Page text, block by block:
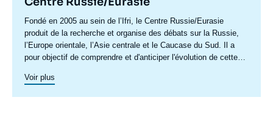
Accroche
centre
Fondé en 2005 au sein de l’Ifri, le Centre Russie/Eurasie
produit de la recherche et organise des débats sur la Russie,
l’Europe orientale, l’Asie centrale et le Caucase du Sud. Il a
pour objectif de comprendre et d'anticiper l'évolution de cette
débat public en France et en Europe, et pour aider à la décision
Voir plus